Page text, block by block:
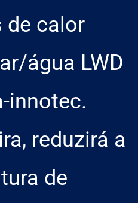
de calor
água LWD
innotec.
reduzirá a
de